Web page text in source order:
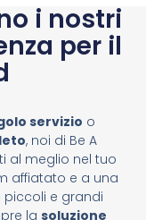
i nostri
per il
servizio o
, noi di Be A
al meglio nel tuo
affiatato e a una
piccoli e grandi
la soluzione